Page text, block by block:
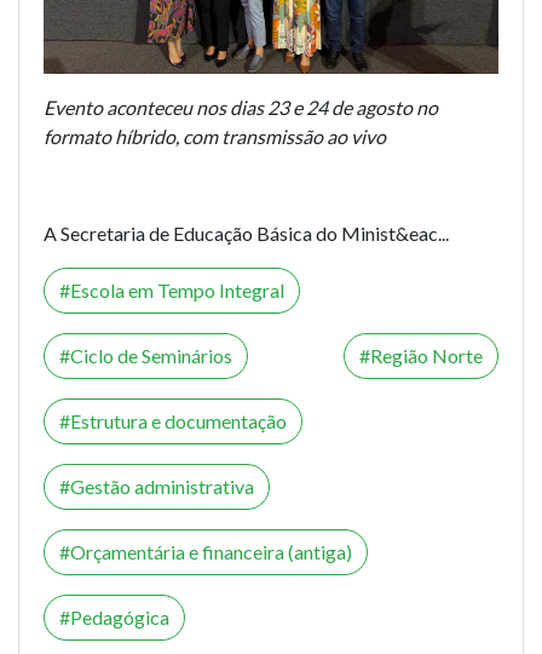
Evento aconteceu nos dias 23 e 24 de agosto no
formato híbrido, com transmissão ao vivo
A Secretaria de Educação Básica do Minist&eac...
Escola em Tempo Integral
Ciclo de Seminários Região Norte
Estrutura e documentação
Gestão administrativa
Orçamentária e financeira (antiga)
Pedagógica